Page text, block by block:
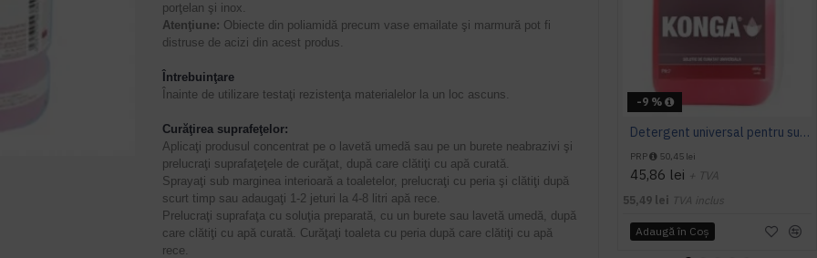
porţelan şi inox.
Atenţiune: Obiecte din poliamidă precum vase emailate şi marmură pot fi
distruse de acizi din acest produs.
Întrebuinţare
Înainte de utilizare testaţi rezistenţa materialelor la un loc ascuns.
Curăţirea suprafeţelor:
Aplicaţi produsul concentrat pe o lavetă umedă sau pe un burete neabrazivi şi
prelucraţi suprafaţeţele de curăţat, după care clătiţi cu apă curată.
Sprayaţi sub marginea interioară a toaletelor, prelucraţi cu peria şi clătiţi după
scurt timp sau adaugaţi 1-2 jeturi la 4-8 litri apă rece.
Prelucraţi suprafaţa cu soluţia preparată, cu un burete sau lavetă umedă, după
care clătiţi cu apă curată. Curăţaţi toaleta cu peria după care clătiţi cu apă
rece.
-9 %
Detergent universal pentru suprafete, Professional Cleaner, Konga, 5 L
PRP 50,45 lei
45,86 lei + TVA
55,49 lei TVA inclus
Adaugă în Coş